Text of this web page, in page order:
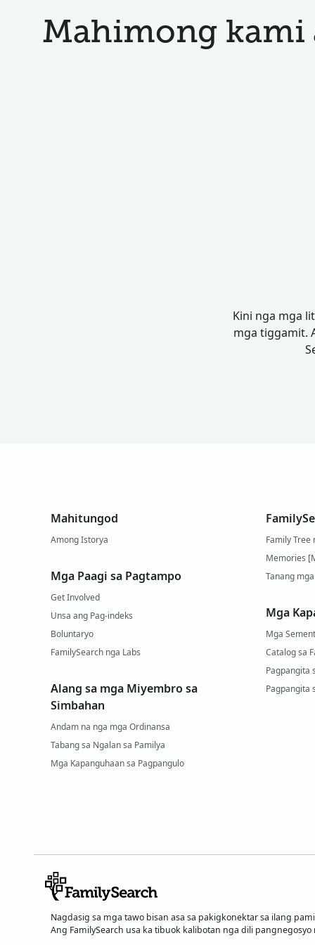
Mahimong kami
Kini nga mga
mga tiggamit.
Mahitungod
Among Istorya
Mga Paagi sa Pagtampo
Get Involved
Unsa ang Pag-indeks
Boluntaryo
FamilySearch nga Labs
Alang sa mga Miyembro sa
Simbahan
Andam na nga mga Ordinansa
Tabang sa Ngalan sa Pamilya
Mga Kapanguhaan sa Pagpangulo
Family Tree
Memories
Tanang
Mga
Mga
Catalog sa
Pagpangita
Pagpangita
Nagdasig sa mga tawo bisan asa sa pakigkonektar sa ilang
Ang FamilySearch usa ka tibuok kalibotan nga dili pangnegosyo